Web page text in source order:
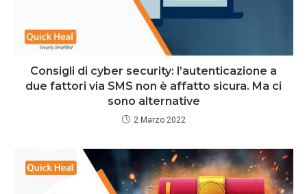
Consigli di cyber security: l’autenticazione a
due fattori via SMS non è affatto sicura. Ma ci
sono alternative
2 Marzo 2022